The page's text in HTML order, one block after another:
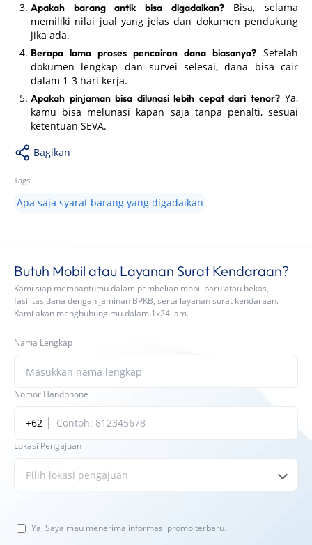
Apakah barang antik bisa digadaikan?Bisa, selama
memiliki nilai jual yang jelas dan dokumen pendukung
jika ada.
Berapa lama proses pencairan dana biasanya? Setelah
dokumen lengkap dan survei selesai, dana bisa cair
dalam 1-3 hari kerja.
Apakah pinjaman bisa dilunasi lebih cepat dari tenor?Ya,
kamu bisa melunasi kapan saja tanpa penalti, sesuai
ketentuan SEVA.
Bagikan
Tags:
Apa saja syarat barang yang digadaikan
Butuh Mobil atau Layanan Surat Kendaraan?
Kami siap membantumu dalam pembelian mobil baru atau bekas,
fasilitas dana dengan jaminan BPKB, serta layanan surat kendaraan.
Kami akan menghubungimu dalam 1x24 jam.
Nama Lengkap
Nomor Handphone
+62
Lokasi Pengajuan
Pilih lokasi pengajuan
Ya, Saya mau menerima informasi promo terbaru.